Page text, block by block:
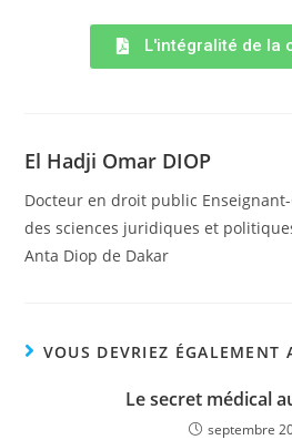
L'intégralité de la
El Hadji Omar DIOP
Docteur en droit public
des sciences juridiques et
Anta Diop de Dakar
VOUS DEVRIEZ ÉGALEMENT
Le secret médical
septembre